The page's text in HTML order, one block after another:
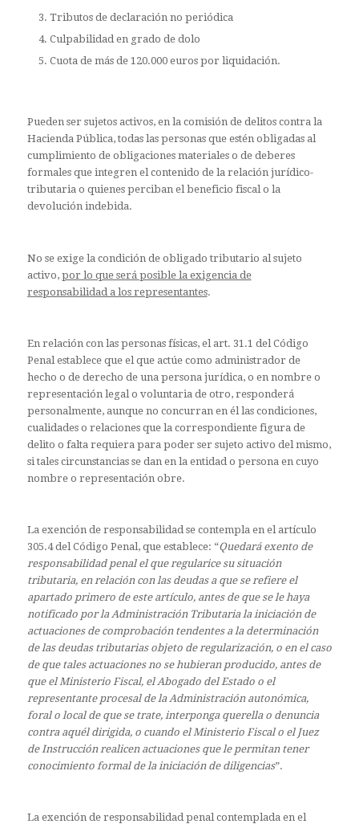
Tributos de declaración no periódica
Culpabilidad en grado de dolo
Cuota de más de 120.000 euros por liquidación.
Pueden ser sujetos activos, en la comisión de delitos contra la
Hacienda Pública, todas las personas que estén obligadas al
cumplimiento de obligaciones materiales o de deberes
formales que integren el contenido de la relación jurídico-
tributaria o quienes perciban el beneficio fiscal o la
devolución indebida.
No se exige la condición de obligado tributario al sujeto
activo, por lo que será posible la exigencia de
responsabilidad a los representantes.
En relación con las personas físicas, el art. 31.1 del Código
Penal establece que el que actúe como administrador de
hecho o de derecho de una persona jurídica, o en nombre o
representación legal o voluntaria de otro, responderá
personalmente, aunque no concurran en él las condiciones,
cualidades o relaciones que la correspondiente figura de
delito o falta requiera para poder ser sujeto activo del mismo,
si tales circunstancias se dan en la entidad o persona en cuyo
nombre o representación obre.
La exención de responsabilidad se contempla en el artículo
305.4 del Código Penal, que establece: “Quedará exento de
responsabilidad penal el que regularice su situación
tributaria, en relación con las deudas a que se refiere el
apartado primero de este artículo, antes de que se le haya
notificado por la Administración Tributaria la iniciación de
actuaciones de comprobación tendentes a la determinación
de las deudas tributarias objeto de regularización, o en el caso
de que tales actuaciones no se hubieran producido, antes de
que el Ministerio Fiscal, el Abogado del Estado o el
representante procesal de la Administración autonómica,
foral o local de que se trate, interponga querella o denuncia
contra aquél dirigida, o cuando el Ministerio Fiscal o el Juez
de Instrucción realicen actuaciones que le permitan tener
conocimiento formal de la iniciación de diligencias”.
La exención de responsabilidad penal contemplada en el